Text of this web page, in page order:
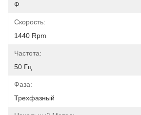
Ф
Скорость:
1440 Rpm
Частота:
50 Гц
Фаза:
Трехфазный